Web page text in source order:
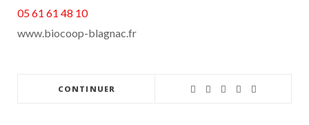
05 61 61 48 10
www.biocoop-blagnac.fr
CONTINUER